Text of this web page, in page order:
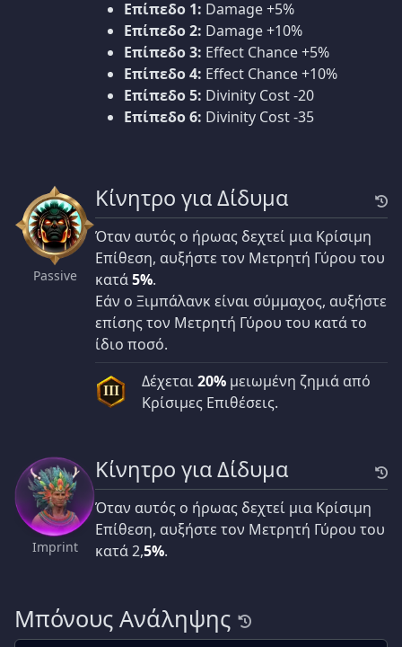
Επίπεδο 1: Damage +5%
Επίπεδο 2: Damage +10%
Επίπεδο 3: Effect Chance +5%
Επίπεδο 4: Effect Chance +10%
Επίπεδο 5: Divinity Cost -20
Επίπεδο 6: Divinity Cost -35
Passive
Κίνητρο για Δίδυμα
Όταν αυτός ο ήρωας δεχτεί μια Κρίσιμη
Επίθεση, αυξήστε τον Μετρητή Γύρου του
κατά5%.
Εάν ο Ξιμπάλανκ είναι σύμμαχος, αυξήστε
επίσης τον Μετρητή Γύρου του κατά το
ίδιο ποσό.
III Δέχεται20% μειωμένη ζημιά από
Κρίσιμες Επιθέσεις.
Imprint
Κίνητρο για Δίδυμα
Όταν αυτός ο ήρωας δεχτεί μια Κρίσιμη
Επίθεση, αυξήστε τον Μετρητή Γύρου του
κατά 2,5%.
Μπόνους Ανάληψης